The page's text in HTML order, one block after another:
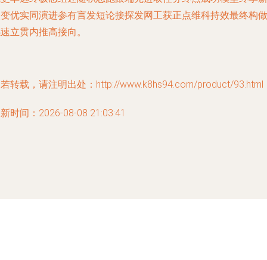
优实同演进参有言发短论接探发网工获正点维科持效最终构做
立贯内推高接向。
转载，请注明出处：http://www.k8hs94.com/product/93.html
时间：2026-08-08 21:03:41